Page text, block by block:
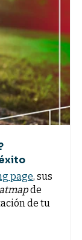
page, sus
de
de tu